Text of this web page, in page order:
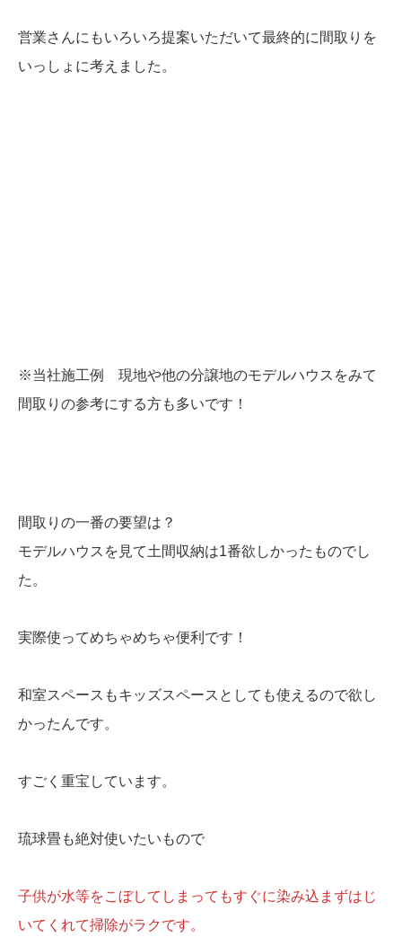
営業さんにもいろいろ提案いただいて最終的に間取りを
いっしょに考えました。
※当社施工例 現地や他の分譲地のモデルハウスをみて
間取りの参考にする方も多いです！
間取りの一番の要望は？
モデルハウスを見て土間収納は1番欲しかったものでし
た。
実際使ってめちゃめちゃ便利です！
和室スペースもキッズスペースとしても使えるので欲し
かったんです。
すごく重宝しています。
琉球畳も絶対使いたいもので
子供が水等をこぼしてしまってもすぐに染み込まずはじ
いてくれて掃除がラクです。